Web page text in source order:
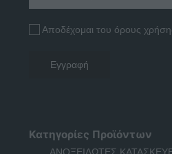
Αποδέχομαι του όρους
Κατηγορίες Προϊόντων